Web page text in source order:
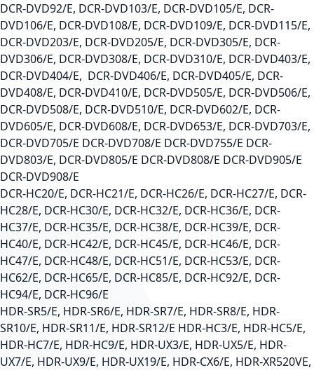
DCR-DVD92/E, DCR-DVD103/E, DCR-DVD105/E, DCR-
DVD106/E, DCR-DVD108/E, DCR-DVD109/E, DCR-DVD115/E,
DCR-DVD203/E, DCR-DVD205/E, DCR-DVD305/E, DCR-
DVD306/E, DCR-DVD308/E, DCR-DVD310/E, DCR-DVD403/E,
DCR-DVD404/E, DCR-DVD406/E, DCR-DVD405/E, DCR-
DVD408/E, DCR-DVD410/E, DCR-DVD505/E, DCR-DVD506/E,
DCR-DVD508/E, DCR-DVD510/E, DCR-DVD602/E, DCR-
DVD605/E, DCR-DVD608/E, DCR-DVD653/E, DCR-DVD703/E,
DCR-DVD705/E DCR-DVD708/E DCR-DVD755/E DCR-
DVD803/E, DCR-DVD805/E DCR-DVD808/E DCR-DVD905/E
DCR-DVD908/E
DCR-HC20/E, DCR-HC21/E, DCR-HC26/E, DCR-HC27/E, DCR-
HC28/E, DCR-HC30/E, DCR-HC32/E, DCR-HC36/E, DCR-
HC37/E, DCR-HC35/E, DCR-HC38/E, DCR-HC39/E, DCR-
HC40/E, DCR-HC42/E, DCR-HC45/E, DCR-HC46/E, DCR-
HC47/E, DCR-HC48/E, DCR-HC51/E, DCR-HC53/E, DCR-
HC62/E, DCR-HC65/E, DCR-HC85/E, DCR-HC92/E, DCR-
HC94/E, DCR-HC96/E
HDR-SR5/E, HDR-SR6/E, HDR-SR7/E, HDR-SR8/E, HDR-
SR10/E, HDR-SR11/E, HDR-SR12/E HDR-HC3/E, HDR-HC5/E,
HDR-HC7/E, HDR-HC9/E, HDR-UX3/E, HDR-UX5/E, HDR-
UX7/E, HDR-UX9/E, HDR-UX19/E, HDR-CX6/E, HDR-XR520VE,